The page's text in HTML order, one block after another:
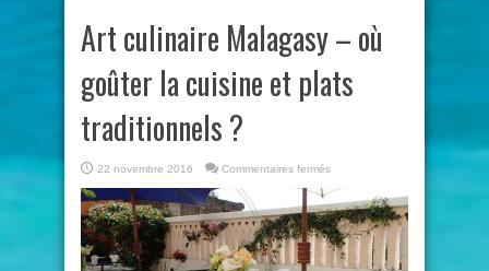
Art culinaire Malagasy – où
goûter la cuisine et plats
traditionnels ?
22 novembre 2016 Commentaires fermés
culinaire
Malagasy
–
où
goûter
la
cuisine